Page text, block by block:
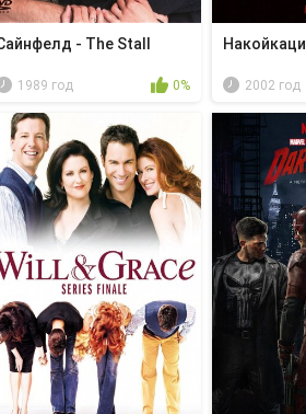
- The Stall
1989 год 0%
Накойкаци
2002 год